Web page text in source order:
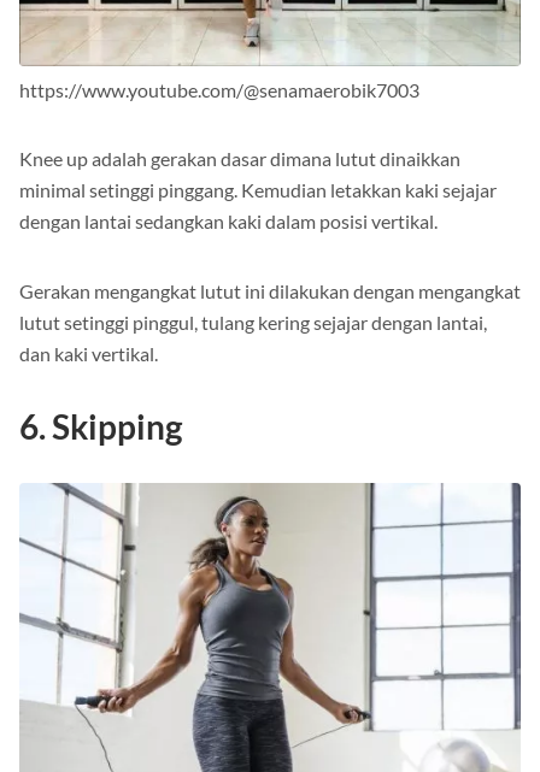
https://www.youtube.com/@senamaerobik7003
Knee up adalah gerakan dasar dimana lutut dinaikkan
minimal setinggi pinggang. Kemudian letakkan kaki sejajar
dengan lantai sedangkan kaki dalam posisi vertikal.
Gerakan mengangkat lutut ini dilakukan dengan mengangkat
lutut setinggi pinggul, tulang kering sejajar dengan lantai,
dan kaki vertikal.
6. Skipping